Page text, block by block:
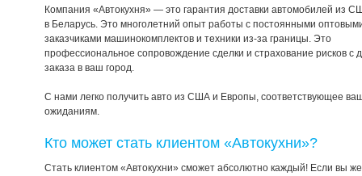
Компания «Автокухня» — это гарантия доставки автомобилей из
в Беларусь. Это многолетний опыт работы с постоянными
заказчиками машинокомплектов и техники из-за границы. Это
профессиональное сопровождение сделки и страхование рисков с
заказа в ваш город.
С нами легко получить авто из США и Европы, соответствующее
ожиданиям.
Кто может стать клиентом «Автокухни»?
Стать клиентом «Автокухни» сможет абсолютно каждый! Если вы